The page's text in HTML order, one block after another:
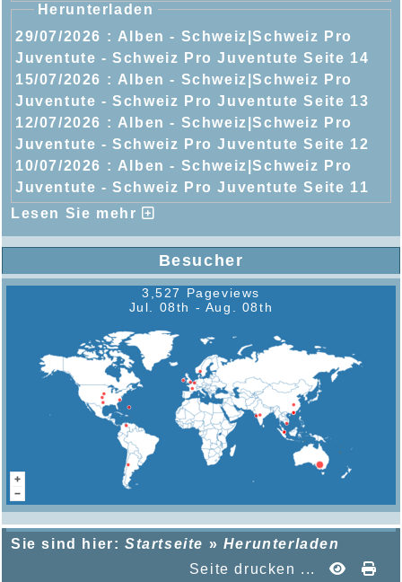
Herunterladen
29/07/2026 : Alben - Schweiz|Schweiz Pro
Juventute - Schweiz Pro Juventute Seite 14
15/07/2026 : Alben - Schweiz|Schweiz Pro
Juventute - Schweiz Pro Juventute Seite 13
12/07/2026 : Alben - Schweiz|Schweiz Pro
Juventute - Schweiz Pro Juventute Seite 12
10/07/2026 : Alben - Schweiz|Schweiz Pro
Juventute - Schweiz Pro Juventute Seite 11
Lesen Sie mehr
Besucher
3,527 Pageviews
Jul. 08th - Aug. 08th
Sie sind hier: Startseite » Herunterladen
Seite drucken ...